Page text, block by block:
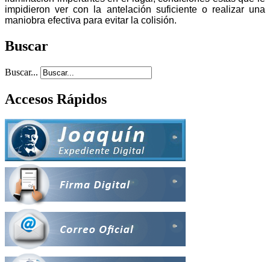
impidieron ver con la antelación suficiente o realizar una
maniobra efectiva para evitar la colisión.
Buscar
Buscar...
Accesos Rápidos